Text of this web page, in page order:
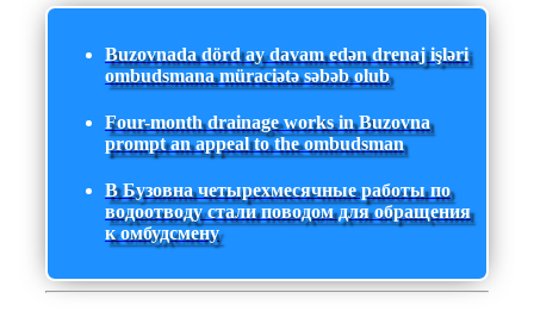
Buzovnada dörd ay davam edən drenaj işləri
ombudsmana müraciətə səbəb olub
Four-month drainage works in Buzovna
prompt an appeal to the ombudsman
В Бузовна четырехмесячные работы по
водоотводу стали поводом для обращения
к омбудсмену